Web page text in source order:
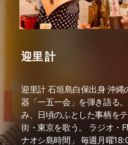
迎里 計
迎里計 石垣島白保出身 沖
器「一五一会」を弾き語る
み、日頃のふとした事柄を
街・東京を歌う。 ラジオ・
ナオシ島時間」 毎週月曜